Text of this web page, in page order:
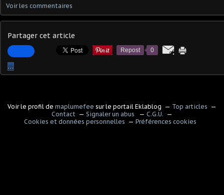
Voir les commentaires
Partager cet article
Repost 0
…
Voir le profil de maplumefee sur le portail Eklablog
Top articles
Contact
Signaler un abus
C.G.U.
Cookies et données personnelles
Préférences cookies